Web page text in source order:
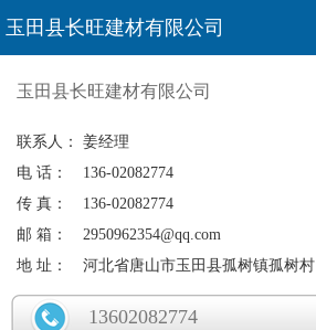
玉田县长旺建材有限公司
玉田县长旺建材有限公司
联系人：
姜经理
电 话：
136-02082774
传 真：
136-02082774
邮 箱：
2950962354@qq.com
地 址：
河北省唐山市玉田县孤树镇孤树村
13602082774